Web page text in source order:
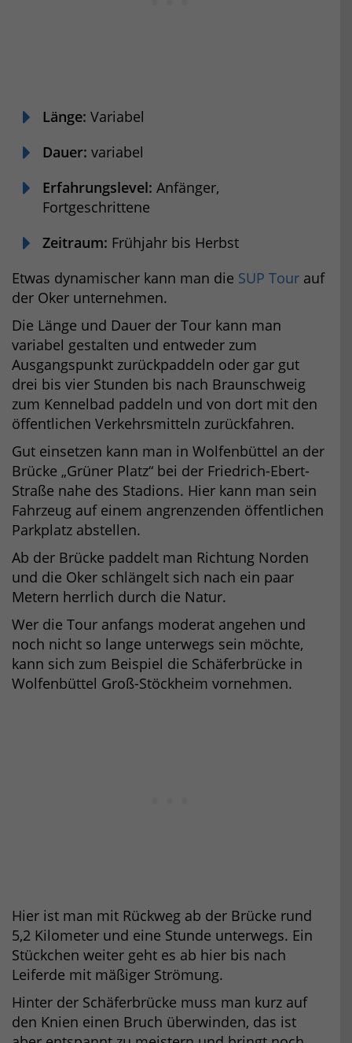
Länge: Variabel
Dauer: variabel
Erfahrungslevel: Anfänger,
Fortgeschrittene
Zeitraum: Frühjahr bis Herbst
Etwas dynamischer kann man die SUP Tour auf
der Oker unternehmen.
Die Länge und Dauer der Tour kann man
variabel gestalten und entweder zum
Ausgangspunkt zurückpaddeln oder gar gut
drei bis vier Stunden bis nach Braunschweig
zum Kennelbad paddeln und von dort mit den
öffentlichen Verkehrsmitteln zurückfahren.
Gut einsetzen kann man in Wolfenbüttel an der
Brücke „Grüner Platz“ bei der Friedrich-Ebert-
Straße nahe des Stadions. Hier kann man sein
Fahrzeug auf einem angrenzenden öffentlichen
Parkplatz abstellen.
Ab der Brücke paddelt man Richtung Norden
und die Oker schlängelt sich nach ein paar
Metern herrlich durch die Natur.
Wer die Tour anfangs moderat angehen und
noch nicht so lange unterwegs sein möchte,
kann sich zum Beispiel die Schäferbrücke in
Wolfenbüttel Groß-Stöckheim vornehmen.
Hier ist man mit Rückweg ab der Brücke rund
5,2 Kilometer und eine Stunde unterwegs. Ein
Stückchen weiter geht es ab hier bis nach
Leiferde mit mäßiger Strömung.
Hinter der Schäferbrücke muss man kurz auf
den Knien einen Bruch überwinden, das ist